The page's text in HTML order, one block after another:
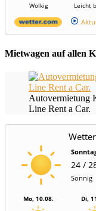
Wolkig
Leicht
Mietwagen auf allen
Autovermietung
Line Rent a Car.
24 /
Sonnig
Mo, 10.08. Di,